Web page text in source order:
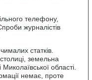
телефону,
журналістів
статків.
земельна
області.
немає, проте